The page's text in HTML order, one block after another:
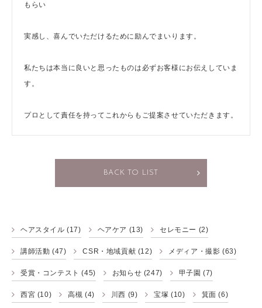
もらい
実感し、喜んでいただけるために励んでまいります。
私たちは本当に良いと思ったものは必ずお客様にお伝えしていま
す。
プロとして責任を持ってこれからもご提案させていただきます。
BACK TO LIST
ヘアスタイル (17) ヘアケア (13) セレモニー (2)
講師活動 (47) CSR・地域貢献 (12) メディア・撮影 (63)
受賞・コンテスト (45) お知らせ (247) 甲子園 (7)
西宮 (10) 高槻 (4) 川西 (9) 宝塚 (10) 箕面 (6)